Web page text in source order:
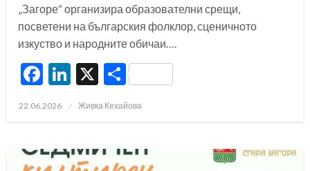
„Загоре“ организира образователни срещи,
посветени на българския фолклор, сценичното
изкуство и народните обичаи….
Facebook
LinkedIn
X Share
Posted
22.06.2026 Живка Кехайова